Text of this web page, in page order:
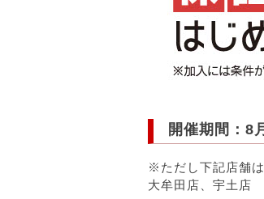
開催期間：8
※ただし下記店舗
大牟田店、宇土店